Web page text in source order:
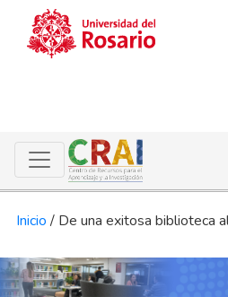
Inicio / De una exitosa biblioteca
De una